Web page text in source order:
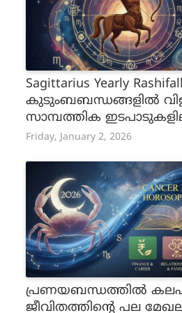
Sagittarius Yearly
കുടുംബബന്ധങ്ങളിൽ
സാമ്പത്തിക
ദ്ധ വേണം, 2026 ധനു
Friday, January 2, 2026
പ്രണയബന്ധത്തില്‍
ജീവിതത്തിന്റെ പല